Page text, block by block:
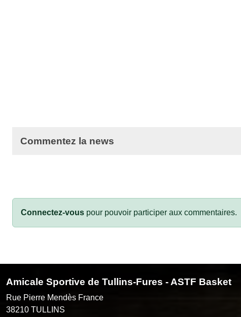
Commentez la news
Connectez-vous pour pouvoir participer aux commentaires.
Amicale Sportive de Tullins-Fures - ASTF Basket
Rue Pierre Mendès France
38210 TULLINS